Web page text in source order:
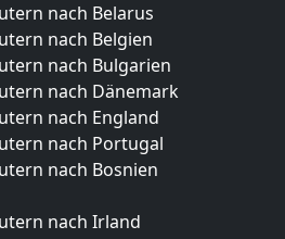
nach Belarus
nach Belgien
nach Bulgarien
nach Dänemark
nach England
nach Portugal
nach Bosnien
nach Irland